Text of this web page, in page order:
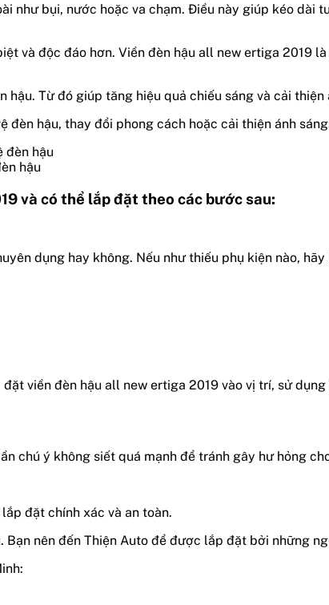
như bụi, nước hoặc va chạm. Điều này giúp kéo dài
và độc đáo hơn. Viền đèn hậu all new ertiga 2019
Từ đó giúp tăng hiệu quả chiếu sáng và cải thiện
đèn hậu, thay đổi phong cách hoặc cải thiện ánh
hậu
và có thể lắp đặt theo các bước sau:
dụng hay không. Nếu như thiếu phụ kiện nào,
viền đèn hậu all new ertiga 2019 vào vị trí, sử
chú ý không siết quá mạnh để tránh gây hư hỏng
đặt chính xác và an toàn.
nên đến Thiện Auto để được lắp đặt bởi những